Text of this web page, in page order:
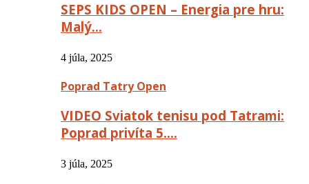
SEPS KIDS OPEN – Energia pre hru:
Malý…
4 júla, 2025
Poprad Tatry Open
VIDEO Sviatok tenisu pod Tatrami:
Poprad privíta 5….
3 júla, 2025